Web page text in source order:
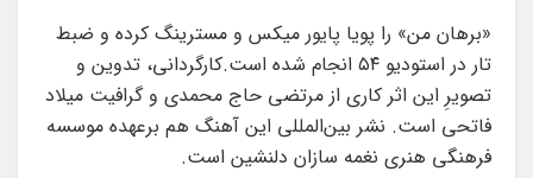
«برهان من» را پویا پایور میکس و مسترینگ کرده و ضبط
تار در استودیو ۵۴ انجام شده است.کارگردانی، تدوین و
تصویرِ این اثر کاری از مرتضی حاج محمدی و گرافیت میلاد
فاتحی است. نشر بین‌المللی این آهنگ هم برعهده موسسه
فرهنگی هنری نغمه سازان دلنشین است.